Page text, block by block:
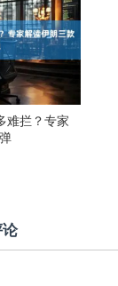
难拦？专家